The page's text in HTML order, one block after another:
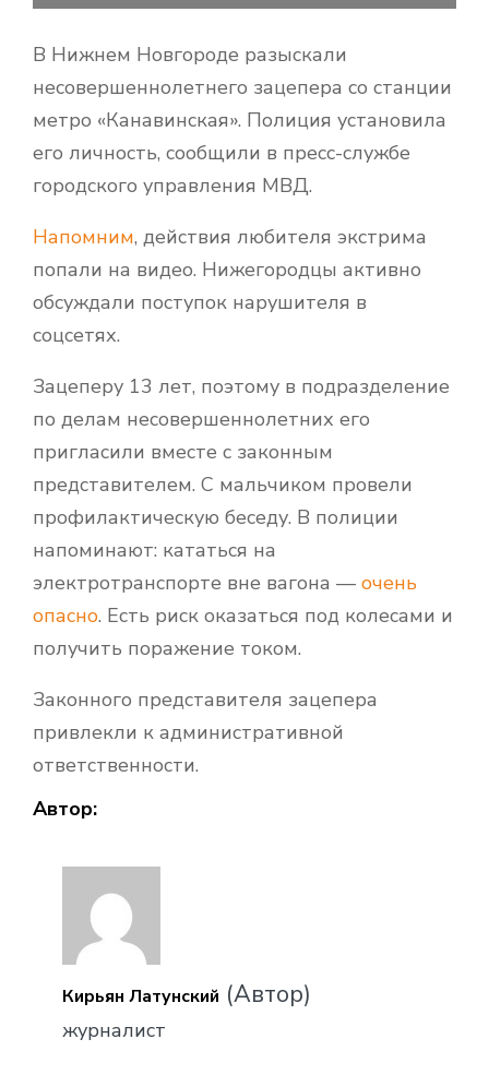
В Нижнем Новгороде разыскали
несовершеннолетнего зацепера со станции
метро «Канавинская». Полиция установила
его личность, сообщили в пресс-службе
городского управления МВД.
Напомним, действия любителя экстрима
попали на видео. Нижегородцы активно
обсуждали поступок нарушителя в
соцсетях.
Зацеперу 13 лет, поэтому в подразделение
по делам несовершеннолетних его
пригласили вместе с законным
представителем. С мальчиком провели
профилактическую беседу. В полиции
напоминают: кататься на
электротранспорте вне вагона — очень
опасно. Есть риск оказаться под колесами и
получить поражение током.
Законного представителя зацепера
привлекли к административной
ответственности.
Автор:
Кирьян Латунский (Автор)
журналист